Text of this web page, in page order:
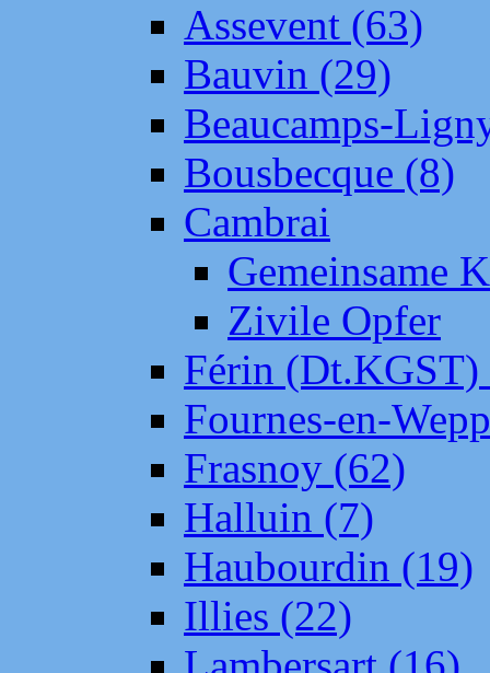
Assevent (63)
Bauvin (29)
Beaucamps-
Bousbecque (8)
Cambrai
Gemeinsame
Zivile Opfer
Férin (Dt.KGST)
Fournes-en-
Frasnoy (62)
Halluin (7)
Haubourdin (19)
Illies (22)